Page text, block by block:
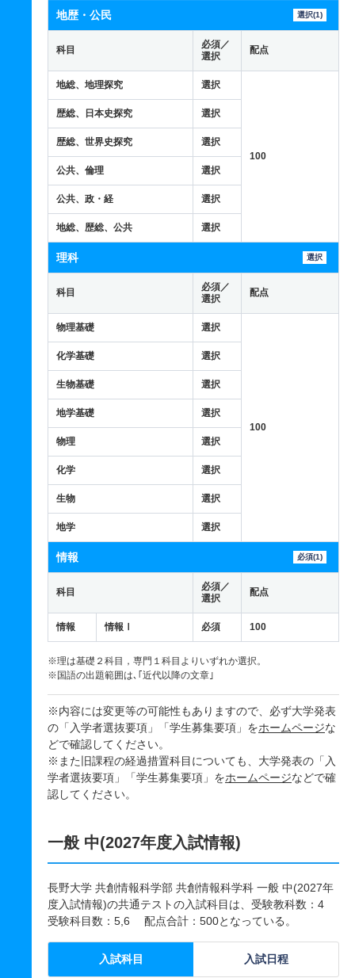
地歴・公民 選択(1)
科目
必須／
選択
配点
地総、地理探究 選択
100
歴総、日本史探究 選択
歴総、世界史探究 選択
公共、倫理 選択
公共、政・経 選択
地総、歴総、公共 選択
理科 選択
科目
必須／
選択
配点
物理基礎 選択
100
化学基礎 選択
生物基礎 選択
地学基礎 選択
物理 選択
化学 選択
生物 選択
地学 選択
情報 必須(1)
科目
必須／
選択
配点
情報 情報Ⅰ 必須 100
※理は基礎２科目，専門１科目よりいずれか選択。
※国語の出題範囲は､｢近代以降の文章｣
※内容には変更等の可能性もありますので、必ず大学発表
の「入学者選抜要項」「学生募集要項」をホームページな
どで確認してください。
※また旧課程の経過措置科目についても、大学発表の「入
学者選抜要項」「学生募集要項」をホームページなどで確
認してください。
一般 中(2027年度入試情報)
長野大学 共創情報科学部 共創情報科学科 一般 中(2027年
度入試情報)の共通テストの入試科目は、受験教科数：4
受験科目数：5,6 配点合計：500となっている。
入試科目 入試日程